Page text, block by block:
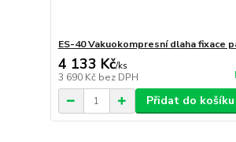
ES-40 Vakuokompresní dlaha fixace
4 133 Kč/ks
3 690 Kč bez DPH
Přidat do košíku